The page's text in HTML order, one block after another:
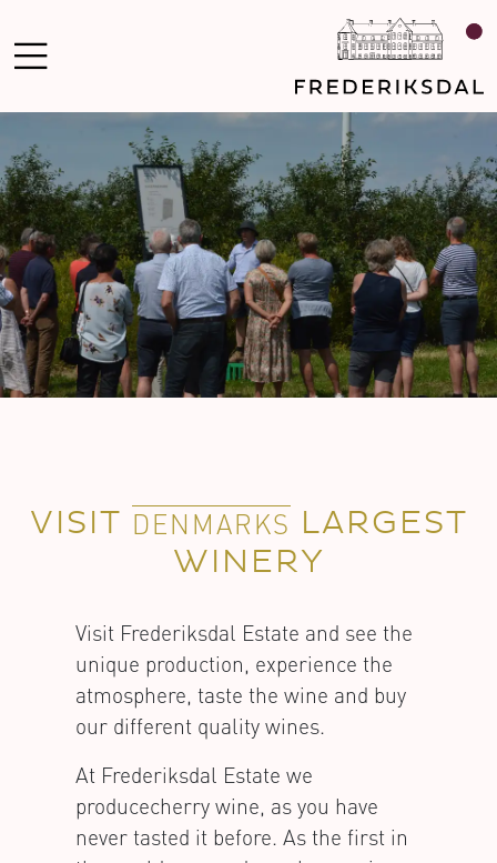
VISIT DENMARKS LARGEST
WINERY
Visit Frederiksdal Estate and see the
unique production, experience the
atmosphere, taste the wine and buy
our different quality wines.
At Frederiksdal Estate we
producecherry wine, as you have
never tasted it before. As the first in